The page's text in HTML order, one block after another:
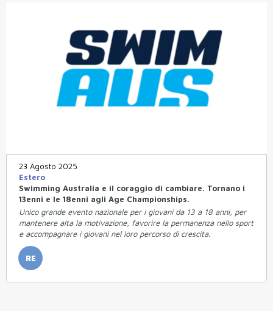
23 Agosto 2025
Estero
Swimming Australia e il coraggio di cambiare. Tornano i
13enni e le 18enni agli Age Championships.
Unico grande evento nazionale per i giovani da 13 a 18 anni, per
mantenere alta la motivazione, favorire la permanenza nello sport
e accompagnare i giovani nel loro percorso di crescita.
RE